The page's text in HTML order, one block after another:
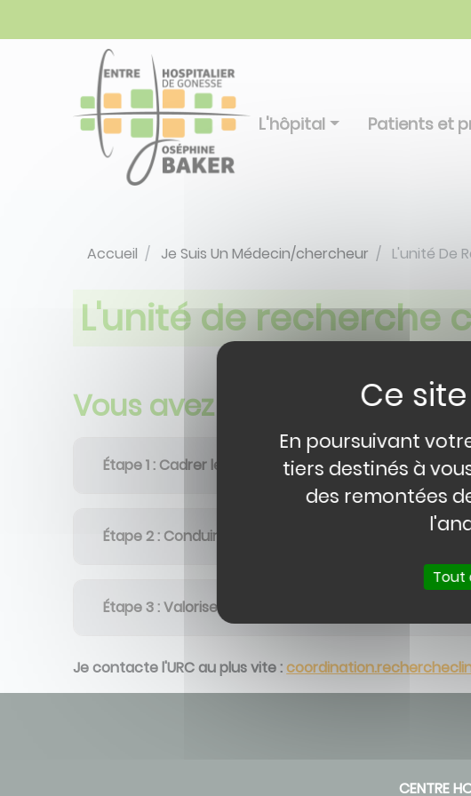
L'hôpital Patients et
Accueil Je Suis Un Médecin/chercheur L'unité De
L'unité de recherche
Vous avez un projet de
Étape 1 : Cadrer le projet
Étape 2 : Conduire le projet en vous appuyant sur
Étape 3 : Valoriser votre recherche
Je contacte l'URC au plus vite :
CENTRE
En poursuivant
tiers destinés à
des remontées
Tout